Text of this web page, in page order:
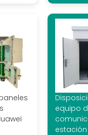
equipo